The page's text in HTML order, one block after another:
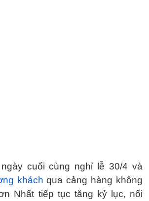
cuối cùng nghỉ lễ 30/4 và
khách qua cảng hàng không
Nhất tiếp tục tăng kỷ lục, nối